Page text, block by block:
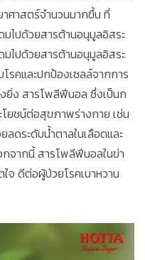
ศาสตร์จำนวนมากขึ้น ที่
ไปด้วยสารต้านอนุมูลอิสระ
ไปด้วยสารต้านอนุมูลอิสระ
รคและปกป้องเซลล์จากการ
ยิ่ง สารโพลีฟีนอล ซึ่งเป็นก
ยชน์ต่อสุขภาพร่างกาย เช่น
ดระดับน้ำตาลในเลือดและ
กจากนี้ สารโพลีฟีนอลในข่า
จ ดีต่อผู้ป่วยโรคเบาหวาน